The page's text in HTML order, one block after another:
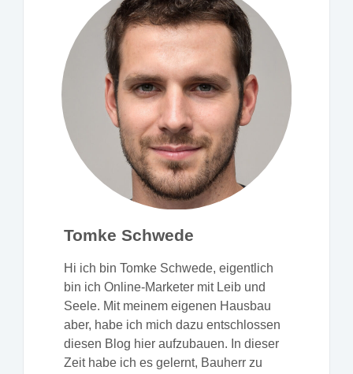
Tomke Schwede
Hi ich bin Tomke Schwede, eigentlich
bin ich Online-Marketer mit Leib und
Seele. Mit meinem eigenen Hausbau
aber, habe ich mich dazu entschlossen
diesen Blog hier aufzubauen. In dieser
Zeit habe ich es gelernt, Bauherr zu